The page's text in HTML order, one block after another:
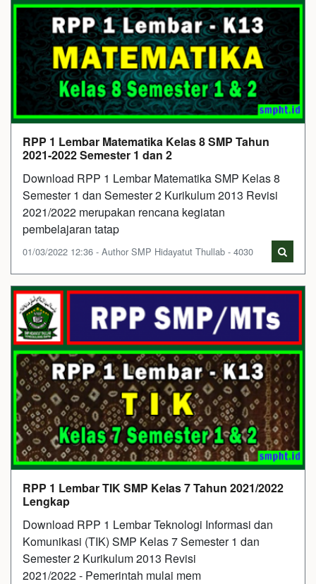
RPP 1 Lembar Matematika Kelas 8 SMP Tahun
2021-2022 Semester 1 dan 2
Download RPP 1 Lembar Matematika SMP Kelas 8
Semester 1 dan Semester 2 Kurikulum 2013 Revisi
2021/2022 merupakan rencana kegiatan
pembelajaran tatap
01/03/2022 12:36 - Author SMP Hidayatut Thullab - 4030
RPP 1 Lembar TIK SMP Kelas 7 Tahun 2021/2022
Lengkap
Download RPP 1 Lembar Teknologi Informasi dan
Komunikasi (TIK) SMP Kelas 7 Semester 1 dan
Semester 2 Kurikulum 2013 Revisi
2021/2022 - Pemerintah mulai mem